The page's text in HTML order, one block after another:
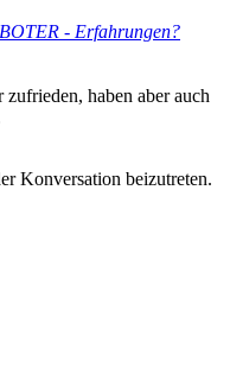
- Erfahrungen?
haben aber auch
Konversation beizutreten.